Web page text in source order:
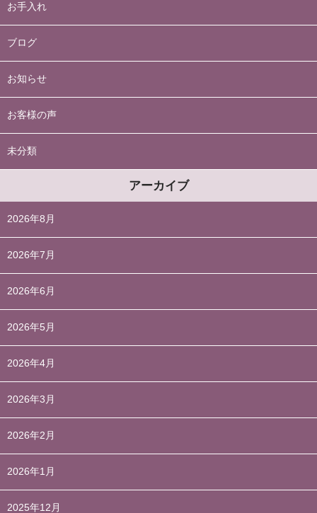
お手入れ
ブログ
お知らせ
お客様の声
未分類
アーカイブ
2026年8月
2026年7月
2026年6月
2026年5月
2026年4月
2026年3月
2026年2月
2026年1月
2025年12月